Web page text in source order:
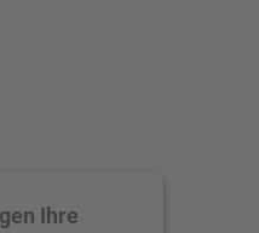
Ihre